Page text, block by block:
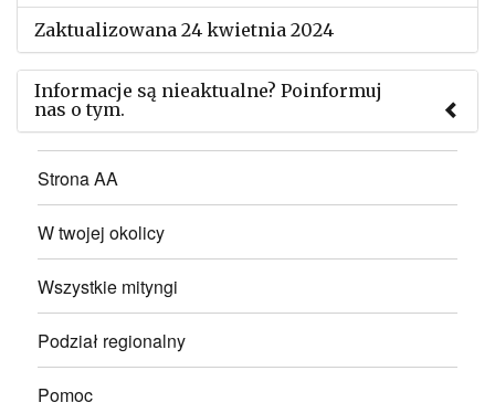
Zaktualizowana 24 kwietnia 2024
Informacje są nieaktualne? Poinformuj
nas o tym.
Użyj tego formularza aby przesłać informację o
zmianach w powyższym mityngu.
Strona AA
W twojej okolicy
Wszystkie mityngi
Podział regionalny
Pomoc